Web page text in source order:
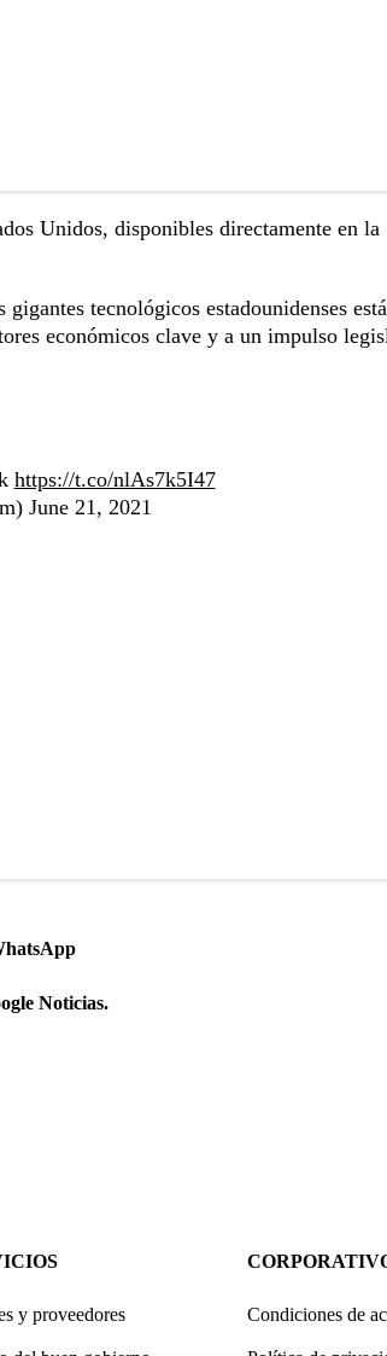
Unidos, disponibles directamente en la
tecnológicos estadounidenses
económicos clave y a un impulso
https://t.co/nlAs7k5I47
June 21, 2021
Noticias.
y proveedores Condiciones de